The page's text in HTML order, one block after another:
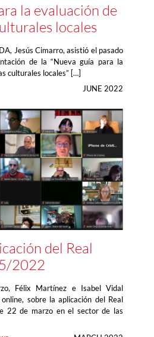
la evaluación de
locales
Jesús Cimarro, asistió el pasado
de la “Nueva guía para la
culturales locales” […]
JUNE 2022
del Real
2022
Félix Martínez e Isabel Vidal
sobre la aplicación del Real
22 de marzo en el sector de las